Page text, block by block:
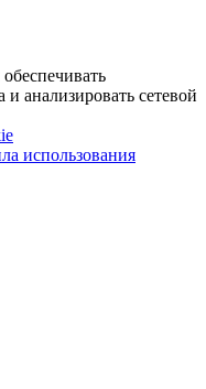
анализировать сетевой
использования